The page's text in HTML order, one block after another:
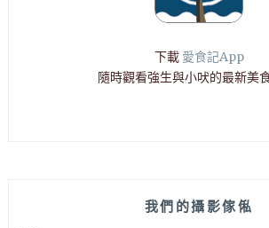
下載 愛食記App
隨時觀看強生與小吠的最新美
我們的攝影傢俬